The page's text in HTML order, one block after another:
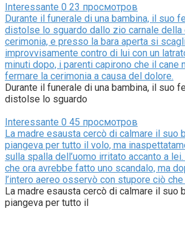
Interessante 0 23 просмотров
Durante il funerale di una bambina, il suo
distolse lo sguardo dallo zio carnale della
cerimonia, e presso la bara aperta si
improvvisamente contro di lui con un
minuti dopo, i parenti capirono che il cane
fermare la cerimonia a causa del dolore.
Durante il funerale di una bambina, il suo
distolse lo sguardo
Interessante 0 45 просмотров
La madre esausta cercò di calmare il suo
piangeva per tutto il volo, ma
sulla spalla dell’uomo irritato accanto a
che ora avrebbe fatto uno scandalo, ma
l’intero aereo osservò con stupore ciò
La madre esausta cercò di calmare il suo
piangeva per tutto il